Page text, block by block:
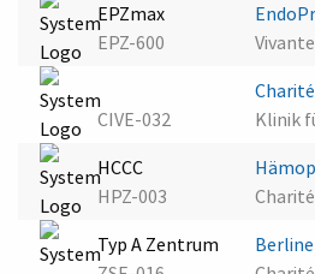
EPZmax
EPZ-600
CIVE-032
Klinik
HCCC
HPZ-003
Typ A Zentrum